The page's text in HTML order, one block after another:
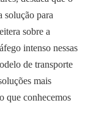
solução para
sobre a
intenso nessas
de transporte
mais
que conhecemos